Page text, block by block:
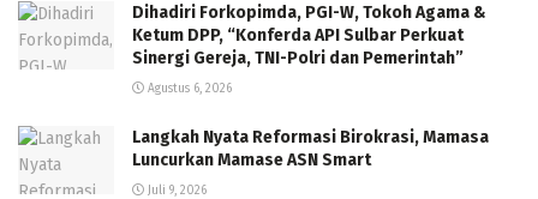
Dihadiri Forkopimda, PGI-W, Tokoh Agama &
Ketum DPP, “Konferda API Sulbar Perkuat
Sinergi Gereja, TNI-Polri dan Pemerintah”
Agustus 6, 2026
Langkah Nyata Reformasi Birokrasi, Mamasa
Luncurkan Mamase ASN Smart
Juli 9, 2026